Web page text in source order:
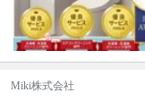
Miki株式会社